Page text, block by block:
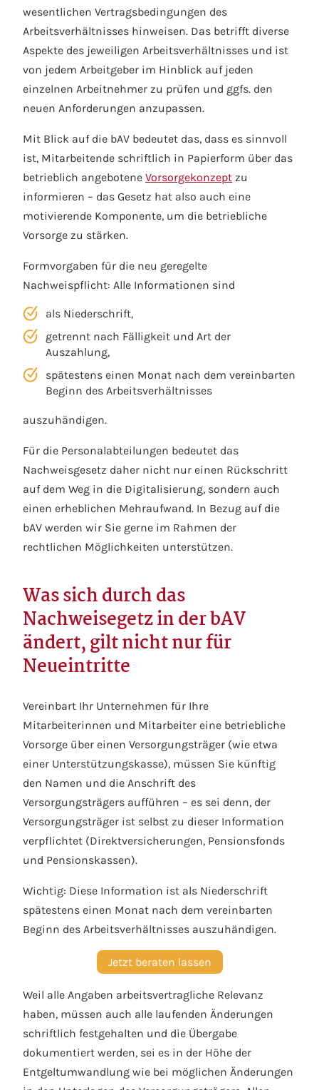
wesentlichen Vertragsbedingungen des
Arbeitsverhältnisses hinweisen. Das betrifft diverse
Aspekte des jeweiligen Arbeitsverhältnisses und ist
von jedem Arbeitgeber im Hinblick auf jeden
einzelnen Arbeitnehmer zu prüfen und ggfs. den
neuen Anforderungen anzupassen.
Mit Blick auf die bAV bedeutet das, dass es sinnvoll
ist, Mitarbeitende schriftlich in Papierform über das
betrieblich angebotene Vorsorgekonzept zu
informieren – das Gesetz hat also auch eine
motivierende Komponente, um die betriebliche
Vorsorge zu stärken.
Formvorgaben für die neu geregelte
Nachweispflicht: Alle Informationen sind
als Niederschrift,
getrennt nach Fälligkeit und Art der
Auszahlung,
spätestens einen Monat nach dem vereinbarten
Beginn des Arbeitsverhältnisses
auszuhändigen.
Für die Personalabteilungen bedeutet das
Nachweisgesetz daher nicht nur einen Rückschritt
auf dem Weg in die Digitalisierung, sondern auch
einen erheblichen Mehraufwand. In Bezug auf die
bAV werden wir Sie gerne im Rahmen der
rechtlichen Möglichkeiten unterstützen.
Was sich durch das
Nachweisegetz in der bAV
ändert, gilt nicht nur für
Neueintritte
Vereinbart Ihr Unternehmen für Ihre
Mitarbeiterinnen und Mitarbeiter eine betriebliche
Vorsorge über einen Versorgungsträger (wie etwa
einer Unterstützungskasse), müssen Sie künftig
den Namen und die Anschrift des
Versorgungsträgers aufführen – es sei denn, der
Versorgungsträger ist selbst zu dieser Information
verpflichtet (Direktversicherungen, Pensionsfonds
und Pensionskassen).
Wichtig: Diese Information ist als Niederschrift
spätestens einen Monat nach dem vereinbarten
Beginn des Arbeitsverhältnisses auszuhändigen.
Jetzt beraten lassen
Weil alle Angaben arbeitsvertragliche Relevanz
haben, müssen auch alle laufenden Änderungen
schriftlich festgehalten und die Übergabe
dokumentiert werden, sei es in der Höhe der
Entgeltumwandlung wie bei möglichen Änderungen